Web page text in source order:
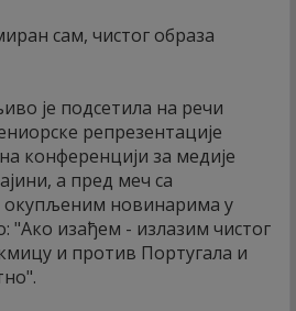
сам, чистог образа
је подсетила на речи
репрезентације
конференцији за медије
а пред меч са
окупљеним новинарима у
"Ако изађем - излазим чистог
и против Португала и